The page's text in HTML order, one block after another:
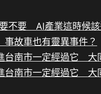
不要 AI產業這時候該
故車也有靈異事件？
台南市一定經過它 大
台南市一定經過它 大